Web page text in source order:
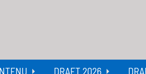
DRAFT 2026